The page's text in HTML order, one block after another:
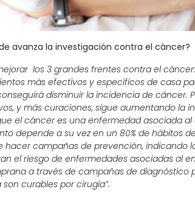
avanza la investigación contra el cáncer?
los 3 grandes frentes contra el
más efectivos y específicos de casa
disminuir la incidencia de cáncer.
y más curaciones, sigue aumentando la
el cáncer es una enfermedad asociada
depende a su vez en un 80% de hábitos
hacer campañas de prevención, indicando
el riesgo de enfermedades asociadas al
a través de campañas de diagnóstico
curables por cirugía”.